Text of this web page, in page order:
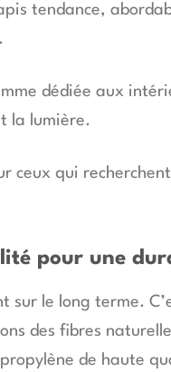
tendance,
dédiée aux
la lumière.
ceux qui
pour une
sur le long terme.
des fibres
de haute